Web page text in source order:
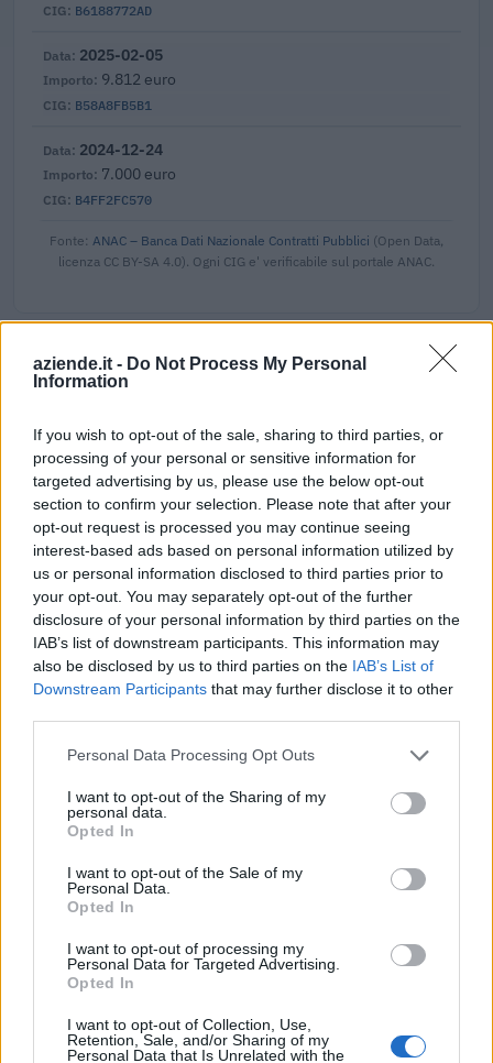
aziende.it - Do Not Process My Personal
Information
If you wish to opt-out of the sale, sharing to third parties, or
processing of your personal or sensitive information for
targeted advertising by us, please use the below opt-out
section to confirm your selection. Please note that after your
opt-out request is processed you may continue seeing
interest-based ads based on personal information utilized by
us or personal information disclosed to third parties prior to
your opt-out. You may separately opt-out of the further
disclosure of your personal information by third parties on the
IAB’s list of downstream participants. This information may
also be disclosed by us to third parties on the IAB’s List of
Downstream Participants that may further disclose it to other
Personal Data Processing Opt Outs
I want to opt-out of the Sharing of my
personal data.
Opted In
I want to opt-out of the Sale of my
Personal Data.
Opted In
I want to opt-out of processing my
Personal Data for Targeted Advertising.
Opted In
I want to opt-out of Collection, Use,
Retention, Sale, and/or Sharing of my
Personal Data that Is Unrelated with the
B6188772AD
B58A8FB5B1
2025-02-05
9.812 euro
B4FF2FC570
2024-12-24
7.000 euro
Fonte: ANAC – Banca Dati Nazionale Contratti Pubblici (Open Data,
licenza CC BY-SA 4.0). Ogni CIG e' verificabile sul portale ANAC.
Aiuti di Stato e contributi pubblici
contributi pubblici per un totale di almeno 5.319.075 euro
(2020–2026).
2026-03-23
Academy di filiera del Piemonte, ai sensi della
Direttiva regionale Academy di filiera del Piemonte periodo
2023-2026 di
REGIONE PIEMONTE - DIREZIONE ISTRUZIONE E
DIRITTO ALLO STUDIO UNIVERSITARIO , FO
2.592 euro
2025-11-27
sociale per l'im
1.408 euro
Academy di filiera del Piemonte, ai sensi della
Direttiva regionale Academy di filiera del Piemonte periodo
2023-2026 di
REGIONE PIEMONTE - DIREZIONE ISTRUZIONE E
DIRITTO ALLO STUDIO UNIVERSITARIO , FO
1.296 euro
2025-02-21